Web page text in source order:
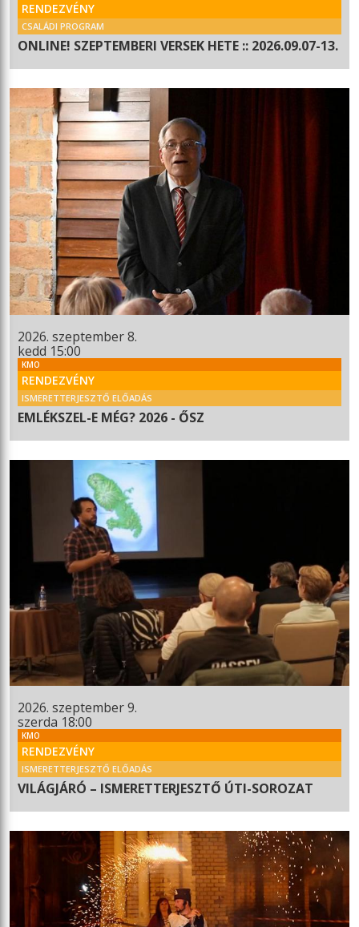
RENDEZVÉNY
CSALÁDI PROGRAM
ONLINE! SZEPTEMBERI VERSEK HETE :: 2026.09.07-13.
2026. szeptember 8.
kedd 15:00
KMO
RENDEZVÉNY
ISMERETTERJESZTŐ ELŐADÁS
EMLÉKSZEL-E MÉG? 2026 - ŐSZ
2026. szeptember 9.
szerda 18:00
KMO
RENDEZVÉNY
ISMERETTERJESZTŐ ELŐADÁS
VILÁGJÁRÓ – ISMERETTERJESZTŐ ÚTI-SOROZAT